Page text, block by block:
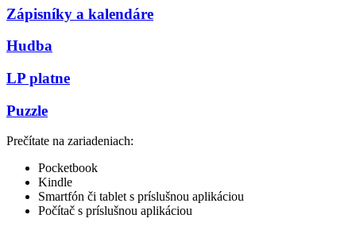
Zápisníky a kalendáre
Hudba
LP platne
Puzzle
Prečítate na zariadeniach:
Pocketbook
Kindle
Smartfón či tablet s príslušnou aplikáciou
Počítač s príslušnou aplikáciou